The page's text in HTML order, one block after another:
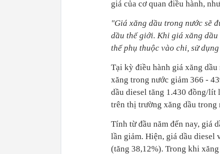
giá của cơ quan điều hành,
"Giá xăng dầu trong nước sẽ
dầu thế giới. Khi giá xăng
thể phụ thuộc vào chi, sử
Tại kỳ điều hành giá xăng
xăng trong nước giảm 366 -
dầu diesel tăng 1.430 đồng/
trên thị trường xăng dầu trong
Tính từ đầu năm đến nay, giá
lần giảm. Hiện, giá dầu diesel
(tăng 38,12%). Trong khi